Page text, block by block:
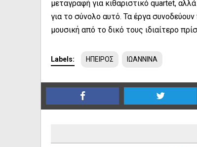
μεταγραφή για κιθαριστικό quartet,
για το σύνολο αυτό. Τα έργα
μουσική από το δικό τους ιδιαίτερο
Labels: ΗΠΕΙΡΟΣ ΙΩΑΝΝΙΝΑ